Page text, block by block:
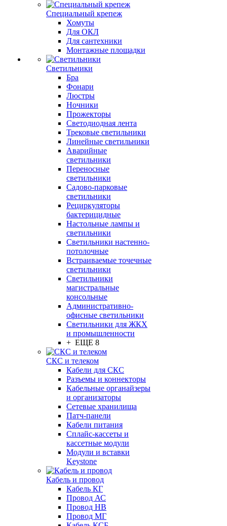
Специальный крепеж
Хомуты
Для ОКЛ
Для сантехники
Монтажные площадки
Светильники
Бра
Фонари
Люстры
Ночники
Прожекторы
Светодиодная лента
Трековые светильники
Линейные светильники
Аварийные
светильники
Переносные
светильники
Садово-парковые
светильники
Рециркуляторы
бактерицидные
Настольные лампы и
светильники
Светильники настенно-
потолочные
Встраиваемые точечные
светильники
Светильники
магистральные
консольные
Административно-
офисные светильники
Светильники для ЖКХ
и промышленности
+ ЕЩЕ 8
СКС и телеком
Кабели для СКС
Разъемы и коннекторы
Кабельные органайзеры
и организаторы
Сетевые хранилища
Патч-панели
Кабели питания
Сплайс-кассеты и
кассетные модули
Модули и вставки
Keystone
Кабель и провод
Кабель КГ
Провод АС
Провод НВ
Провод МГ